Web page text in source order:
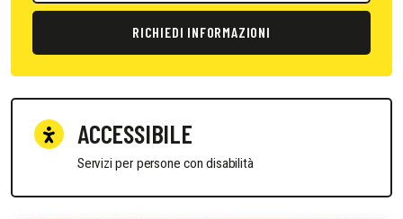
RICHIEDI INFORMAZIONI
ACCESSIBILE
Servizi per persone con disabilità